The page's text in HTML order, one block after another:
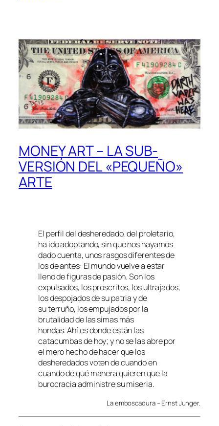
MONEY ART – LA SUB-
VERSIÓN DEL «PEQUEÑO»
ARTE
El perfil del desheredado, del proletario,
ha ido adoptando, sin que nos hayamos
dado cuenta, unos rasgos diferentes de
los de antes: El mundo vuelve a estar
lleno de figuras de pasión. Son los
expulsados, los proscritos, los ultrajados,
los despojados de su patria y de
su terruño, los empujados por la
brutalidad de las simas más
hondas. Ahí es donde están las
catacumbas de hoy; y no se las abre por
el mero hecho de hacer que los
desheredados voten de cuando en
cuando de qué manera quieren que la
burocracia administre su miseria.
La emboscadura – Ernst Junger.